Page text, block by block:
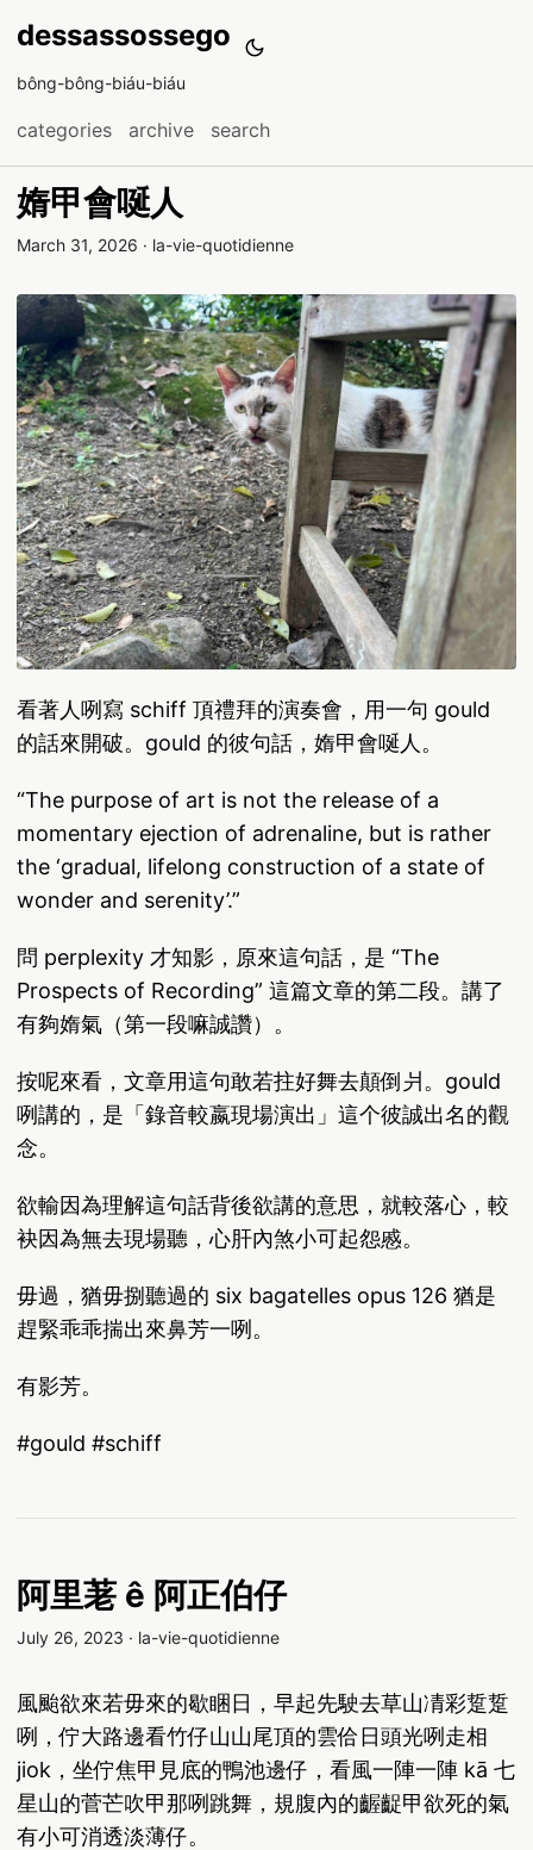
dessassossego
bông-bông-biáu-biáu
categories archive search
媠甲會唌人
March 31, 2026 · la-vie-quotidienne
看著人咧寫 schiff 頂禮拜的演奏會，用一句 gould
的話來開破。gould 的彼句話，媠甲會唌人。
“The purpose of art is not the release of a
momentary ejection of adrenaline, but is rather
the ‘gradual, lifelong construction of a state of
wonder and serenity’.”
問 perplexity 才知影，原來這句話，是 “The
Prospects of Recording” 這篇文章的第二段。講了
有夠媠氣（第一段嘛誠讚）。
按呢來看，文章用這句敢若拄好舞去顛倒爿。gould
咧講的，是「錄音較嬴現場演出」這个彼誠出名的觀
念。
欲輸因為理解這句話背後欲講的意思，就較落心，較
袂因為無去現場聽，心肝內煞小可起怨慼。
毋過，猶毋捌聽過的 six bagatelles opus 126 猶是
趕緊乖乖揣出來鼻芳一咧。
有影芳。
#gould #schiff
阿里荖 ê 阿正伯仔
July 26, 2023 · la-vie-quotidienne
風颱欲來若毋來的歇睏日，早起先駛去草山凊彩踅踅
咧，佇大路邊看竹仔山山尾頂的雲佮日頭光咧走相
jiok，坐佇焦甲見底的鴨池邊仔，看風一陣一陣 kā 七
星山的菅芒吹甲那咧跳舞，規腹內的齷齪甲欲死的氣
有小可消透淡薄仔。